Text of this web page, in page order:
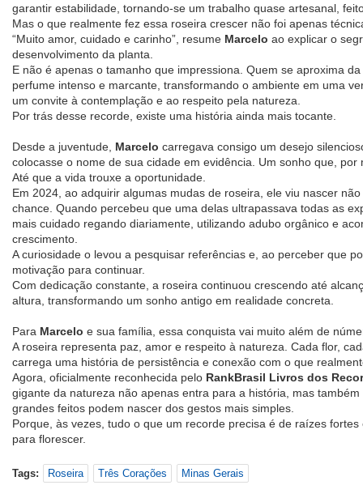
garantir estabilidade, tornando-se um trabalho quase artesanal,
Mas o que realmente fez essa roseira crescer não foi apenas
“Muito amor, cuidado e carinho”, resume Marcelo ao explicar o
desenvolvimento da planta.
E não é apenas o tamanho que impressiona. Quem se aproxima
perfume intenso e marcante, transformando o ambiente em uma
um convite à contemplação e ao respeito pela natureza.
Por trás desse recorde, existe uma história ainda mais tocante.
Desde a juventude, Marcelo carregava consigo um desejo
colocasse o nome de sua cidade em evidência. Um sonho que,
Até que a vida trouxe a oportunidade.
Em 2024, ao adquirir algumas mudas de roseira, ele viu nascer
chance. Quando percebeu que uma delas ultrapassava todas as
mais cuidado regando diariamente, utilizando adubo orgânico e
crescimento.
A curiosidade o levou a pesquisar referências e, ao perceber que
motivação para continuar.
Com dedicação constante, a roseira continuou crescendo até
altura, transformando um sonho antigo em realidade concreta.
Para Marcelo e sua família, essa conquista vai muito além de
A roseira representa paz, amor e respeito à natureza. Cada flor,
carrega uma história de persistência e conexão com o que
Agora, oficialmente reconhecida pelo RankBrasil Livros dos
gigante da natureza não apenas entra para a história, mas
grandes feitos podem nascer dos gestos mais simples.
Porque, às vezes, tudo o que um recorde precisa é de raízes
para florescer.
Tags: Roseira Três Corações Minas Gerais